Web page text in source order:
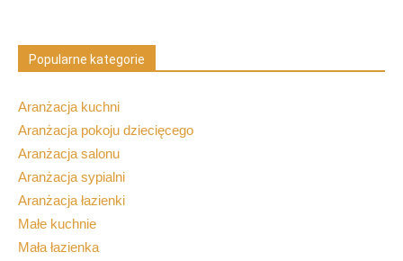
Popularne kategorie
Aranżacja kuchni
Aranżacja pokoju dziecięcego
Aranżacja salonu
Aranżacja sypialni
Aranżacja łazienki
Małe kuchnie
Mała łazienka